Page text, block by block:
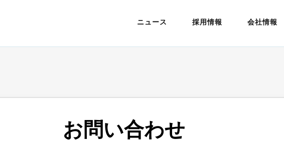
ニュース 採用情報 会社情報
お問い合わせ